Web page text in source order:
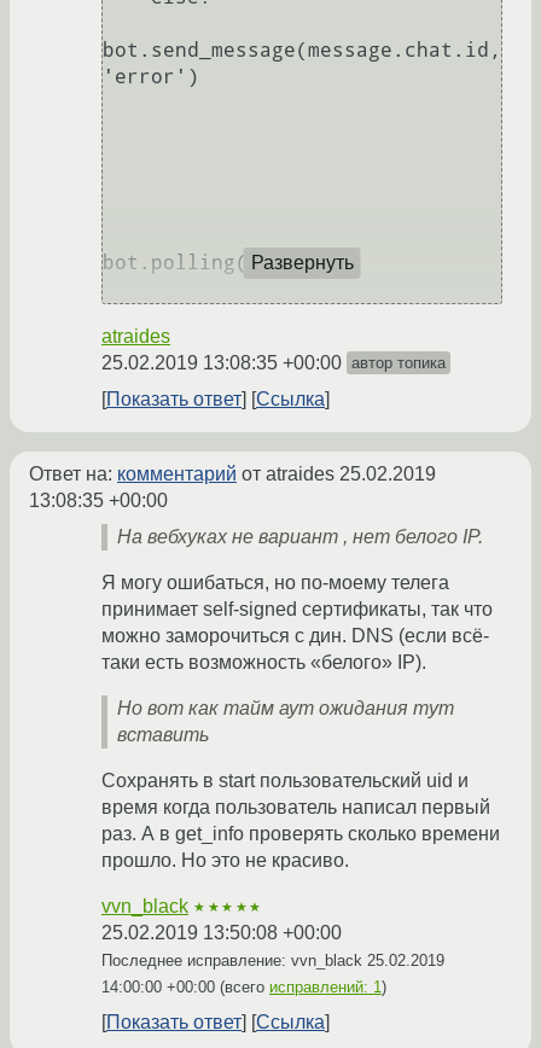
bot.send_message(message.chat.id,
'error')
bot.polling() Развернуть
atraides
25.02.2019 13:08:35 +00:00 автор топика
Показать ответ Ссылка
Ответ на: комментарий от atraides 25.02.2019
13:08:35 +00:00
На вебхуках не вариант , нет белого IP.
Я могу ошибаться, но по-моему телега
принимает self-signed сертификаты, так что
можно заморочиться с дин. DNS (если всё-
таки есть возможность «белого» IP).
Но вот как тайм аут ожидания тут
вставить
Сохранять в start пользовательский uid и
время когда пользователь написал первый
раз. А в get_info проверять сколько времени
прошло. Но это не красиво.
vvn_black ★★★★★
25.02.2019 13:50:08 +00:00
Последнее исправление: vvn_black 25.02.2019
14:00:00 +00:00 (всего исправлений: 1)
Показать ответ Ссылка